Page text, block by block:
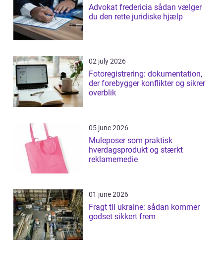
Advokat fredericia sådan vælger
du den rette juridiske hjælp
02 july 2026
Fotoregistrering: dokumentation,
der forebygger konflikter og sikrer
overblik
05 june 2026
Muleposer som praktisk
hverdagsprodukt og stærkt
reklamemedie
01 june 2026
Fragt til ukraine: sådan kommer
godset sikkert frem